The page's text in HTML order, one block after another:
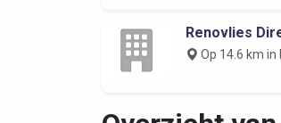
Renovlies
Op 14.6 km in